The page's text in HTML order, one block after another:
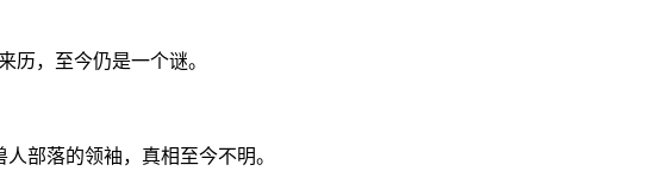
历，至今仍是一个谜。
部落的领袖，真相至今不明。